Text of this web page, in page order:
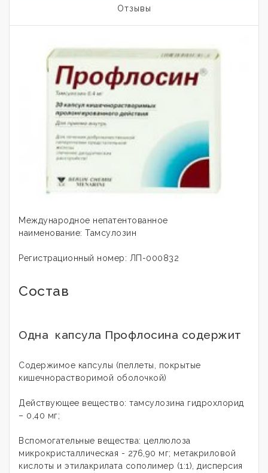
Отзывы
Международное непатентованное
наименование: Тамсулозин
Регистрационный номер: ЛП-000832
Состав
Одна капсула Профлосина содержит
Содержимое капсулы (пеллеты, покрытые
кишечнорастворимой оболочкой)
Действующее вещество: тамсулозина гидрохлорид
– 0,40 мг;
Вспомогательные вещества: целлюлоза
микрокристаллическая - 276,90 мг; метакриловой
кислоты и этилакрилата сополимер (1:1), дисперсия